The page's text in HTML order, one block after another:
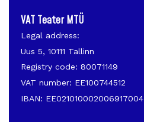
VAT Teater MTÜ
Legal address:
Uus 5, 10111 Tallinn
Registry code: 80071149
VAT number: EE100744512
IBAN: EE021010002006917004